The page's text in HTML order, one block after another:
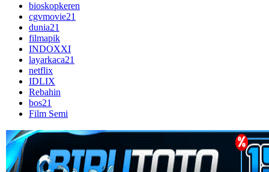
bioskopkeren
cgvmovie21
dunia21
filmapik
INDOXXI
layarkaca21
netflix
IDLIX
Rebahin
bos21
Film Semi